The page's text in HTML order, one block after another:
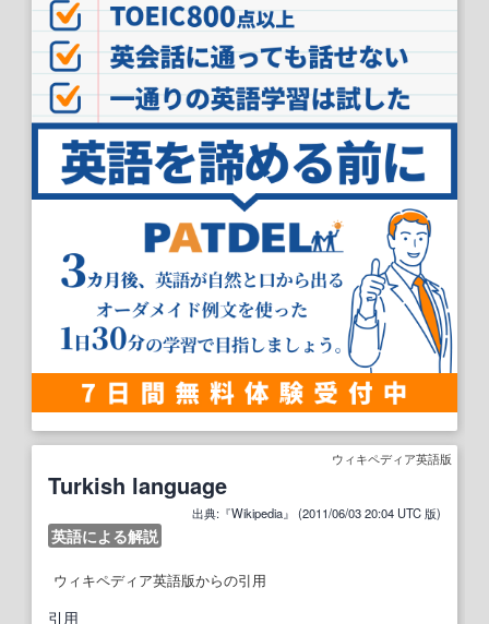
ウィキペディア英語版
Turkish language
出典:『Wikipedia』 (2011/06/03 20:04 UTC 版)
英語による解説
ウィキペディア英語版からの引用
引用